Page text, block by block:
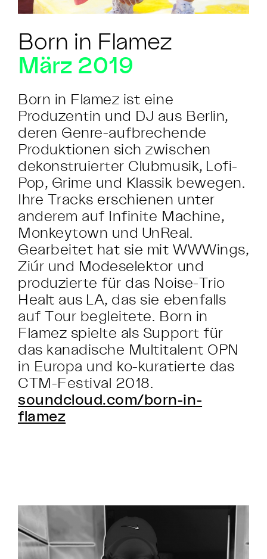
Born in Flamez
März 2019
Born in Flamez ist eine
Produzentin und DJ aus Berlin,
deren Genre-aufbrechende
Produktionen sich zwischen
dekonstruierter Clubmusik, Lofi-
Pop, Grime und Klassik bewegen.
Ihre Tracks erschienen unter
anderem auf Infinite Machine,
Monkeytown und UnReal.
Gearbeitet hat sie mit WWWings,
Ziúr und Modeselektor und
produzierte für das Noise-Trio
Healt aus LA, das sie ebenfalls
auf Tour begleitete. Born in
Flamez spielte als Support für
das kanadische Multitalent OPN
in Europa und ko-kuratierte das
CTM-Festival 2018.
soundcloud.com/born-in-
flamez